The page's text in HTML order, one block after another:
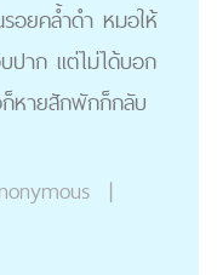
รอยคล้ำดำ หมอให้
ปาก แต่ไม่ได้บอก
หายสักพักก็กลับ
|